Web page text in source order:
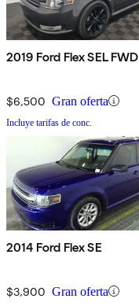
2019 Ford Flex SEL FWD
$6,500 Gran oferta
Incluye tarifas de conc.
2014 Ford Flex SE
$3,900 Gran oferta